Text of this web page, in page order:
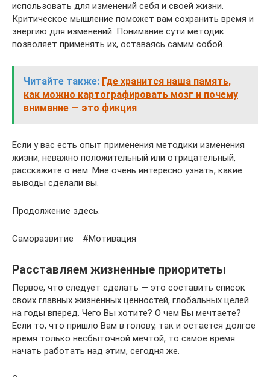
использовать для изменений себя и своей жизни.
Критическое мышление поможет вам сохранить время и
энергию для изменений. Понимание сути методик
позволяет применять их, оставаясь самим собой.
Читайте также: Где хранится наша память,
как можно картографировать мозг и почему
внимание — это фикция
Если у вас есть опыт применения методики изменения
жизни, неважно положительный или отрицательный,
расскажите о нем. Мне очень интересно узнать, какие
выводы сделали вы.
Продолжение здесь.
Саморазвитие #Мотивация
Расставляем жизненные приоритеты
Первое, что следует сделать — это составить список
своих главных жизненных ценностей, глобальных целей
на годы вперед. Чего Вы хотите? О чем Вы мечтаете?
Если то, что пришло Вам в голову, так и остается долгое
время только несбыточной мечтой, то самое время
начать работать над этим, сегодня же.